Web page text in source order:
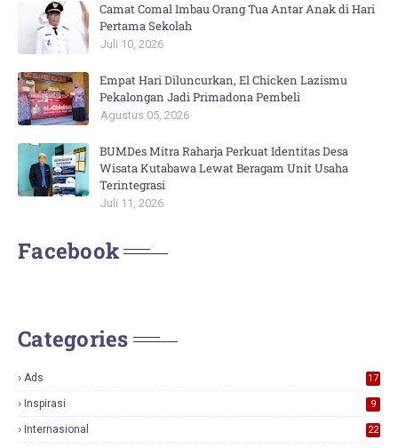
Camat Comal Imbau Orang Tua Antar Anak di Hari
Pertama Sekolah
Juli 10, 2026
Empat Hari Diluncurkan, El Chicken Lazismu
Pekalongan Jadi Primadona Pembeli
Agustus 05, 2026
BUMDes Mitra Raharja Perkuat Identitas Desa
Wisata Kutabawa Lewat Beragam Unit Usaha
Terintegrasi
Juli 11, 2026
Facebook
Categories
Ads
17
Inspirasi 9
Internasional 22